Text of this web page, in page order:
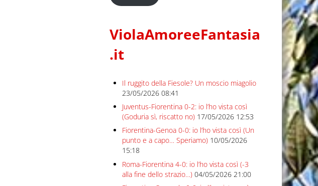
ViolaAmoreeFantasia
.it
Il ruggito della Fiesole? Un moscio miagolio
23/05/2026 08:41
Juventus-Fiorentina 0-2: io l’ho vista così
(Goduria sì, riscatto no) 17/05/2026 12:53
Fiorentina-Genoa 0-0: io l’ho vista così (Un
punto e a capo… Speriamo) 10/05/2026
15:18
Roma-Fiorentina 4-0: io l’ho vista così (-3
alla fine dello strazio…) 04/05/2026 21:00